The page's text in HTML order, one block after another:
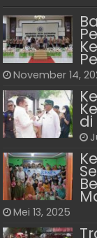
November 14,
Mei 13, 2025